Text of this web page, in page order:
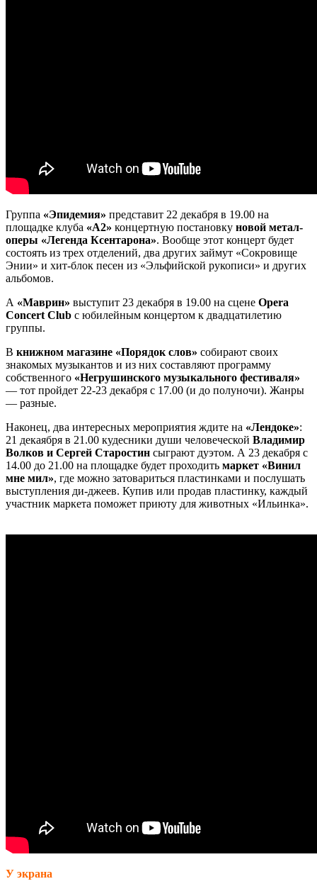
Группа «Эпидемия» представит 22 декабря в 19.00 на
площадке клуба «А2» концертную постановку новой метал-
оперы «Легенда Ксентарона». Вообще этот концерт будет
состоять из трех отделений, два других займут «Сокровище
Энии» и хит-блок песен из «Эльфийской рукописи» и других
альбомов.
А «Маврин» выступит 23 декабря в 19.00 на сцене Opera
Concert Club с юбилейным концертом к двадцатилетию
группы.
В книжном магазине «Порядок слов» собирают своих
знакомых музыкантов и из них составляют программу
собственного «Негрушинского музыкального фестиваля»
— тот пройдет 22-23 декабря с 17.00 (и до полуночи). Жанры
— разные.
Наконец, два интересных мероприятия ждите на «Лендоке»:
21 декаября в 21.00 кудесники души человеческой Владимир
Волков и Сергей Старостин сыграют дуэтом. А 23 декабря с
14.00 до 21.00 на площадке будет проходить маркет «Винил
мне мил», где можно затовариться пластинками и послушать
выступления ди-джеев. Купив или продав пластинку, каждый
участник маркета поможет приюту для животных «Ильинка».
У экрана